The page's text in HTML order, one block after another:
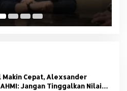
Makin Cepat, Alexsander
Jangan Tinggalkan Nilai